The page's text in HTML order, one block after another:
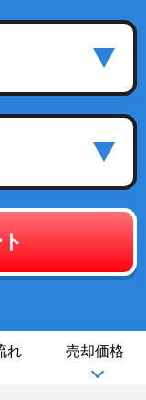
れ 売却価格